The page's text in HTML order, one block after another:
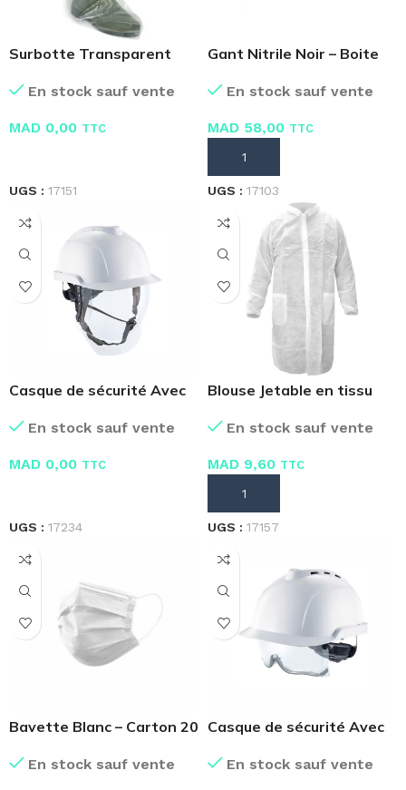
Surbotte Transparent
En stock sauf vente
MAD 0,00 TTC
UGS : 17151
Gant Nitrile Noir – Boite
En stock sauf vente
MAD 58,00 TTC
AJOUTER AU PANIER
UGS : 17103
Casque de sécurité Avec
En stock sauf vente
MAD 0,00 TTC
UGS : 17234
Blouse Jetable en tissu
En stock sauf vente
MAD 9,60 TTC
AJOUTER AU PANIER
UGS : 17157
Bavette Blanc – Carton 20
En stock sauf vente
Casque de sécurité Avec
En stock sauf vente